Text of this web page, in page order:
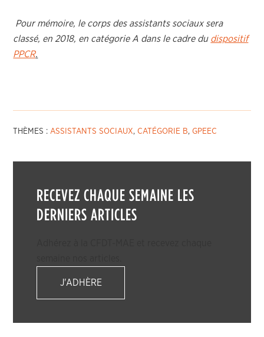
Pour mémoire, le corps des assistants sociaux sera
classé, en 2018, en catégorie A dans le cadre du dispositif
PPCR.
THÈMES :ASSISTANTS SOCIAUX,CATÉGORIE B,GPEEC
RECEVEZ CHAQUE SEMAINE LES
DERNIERS ARTICLES
J'ADHÈRE